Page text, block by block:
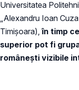
Universitatea
„Alexandru Ioan
Timișoara), în timp
superior pot fi
româneşti vizibile